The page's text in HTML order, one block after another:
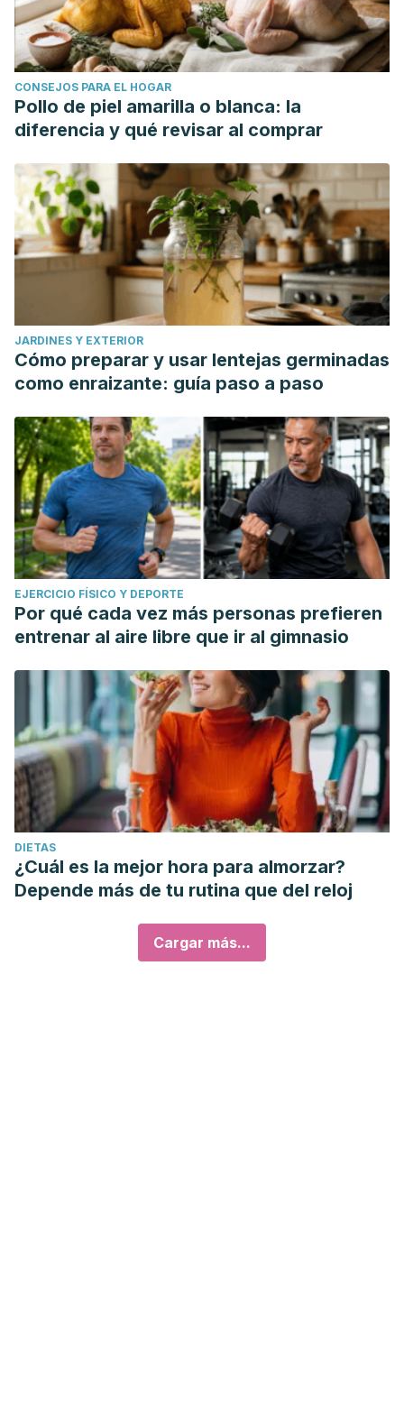
CONSEJOS PARA EL HOGAR
Pollo de piel amarilla o blanca: la
diferencia y qué revisar al comprar
JARDINES Y EXTERIOR
Cómo preparar y usar lentejas germinadas
como enraizante: guía paso a paso
EJERCICIO FÍSICO Y DEPORTE
Por qué cada vez más personas prefieren
entrenar al aire libre que ir al gimnasio
DIETAS
¿Cuál es la mejor hora para almorzar?
Depende más de tu rutina que del reloj
Cargar más...